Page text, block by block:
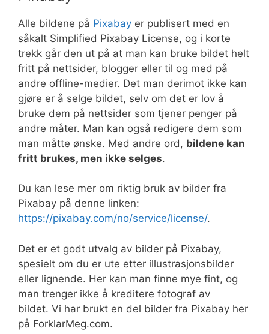
Alle bildene på Pixabay er publisert med en
såkalt Simplified Pixabay License, og i korte
trekk går den ut på at man kan bruke bildet helt
fritt på nettsider, blogger eller til og med på
andre offline-medier. Det man derimot ikke kan
gjøre er å selge bildet, selv om det er lov å
bruke dem på nettsider som tjener penger på
andre måter. Man kan også redigere dem som
man måtte ønske. Med andre ord, bildene kan
fritt brukes, men ikke selges.
Du kan lese mer om riktig bruk av bilder fra
Pixabay på denne linken:
https://pixabay.com/no/service/license/.
Det er et godt utvalg av bilder på Pixabay,
spesielt om du er ute etter illustrasjonsbilder
eller lignende. Her kan man finne mye fint, og
man trenger ikke å kreditere fotograf av
bildet. Vi har brukt en del bilder fra Pixabay her
på ForklarMeg.com.